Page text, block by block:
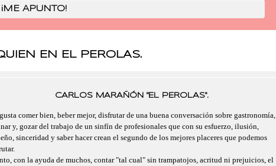
EN EL PEROLAS.
CARLOS MARAÑÓN "EL PEROLAS".
comer bien, beber mejor, disfrutar de una buena conversación sobre gastronomía,
y, gozar del trabajo de un sinfín de profesionales que con su esfuerzo, ilusión,
sinceridad y saber hacer crean el segundo de los mejores placeres que podemos
con la ayuda de muchos, contar "tal cual" sin trampatojos, acritud ni prejuicios, el